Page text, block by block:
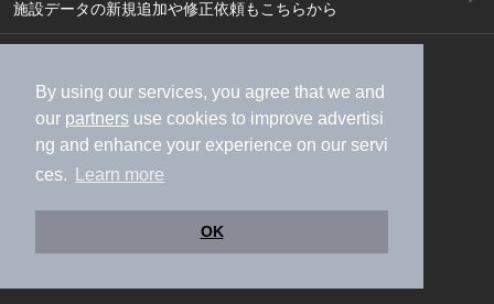
By using our services, you agree that we and
our partners use cookies to improve advertisi
ng and enhance your experience on our servi
ces.
Learn more
OK
施設データの新規追加や修正依頼もこちらから
加盟店募集（資料請求）
広告出稿のご案内
利用規約
ライフスタイルMEMBERS+規約
特定商取引法に基づく表記
ヘルプ
採用情報
運営会社